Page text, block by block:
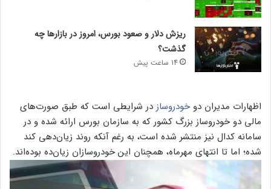
ریزش دلار و صعود بورس، امروز در بازارها چه
گذشت؟
14 ساعت پیش
اظهارات مدیران دو خودروساز در شرایطی است که طبق صورت‌های
مالی دو خودروساز بزرگ کشور که به سازمان بورس ارائه شده‌ و در
سامانه کدال نیز منتشر شده است، به رغم آنکه روند زیان‌دهی کند
شده؛ اما تا انتهای مهرماه، همچنان این خودروسازان زیان‌ده بوده‌اند.